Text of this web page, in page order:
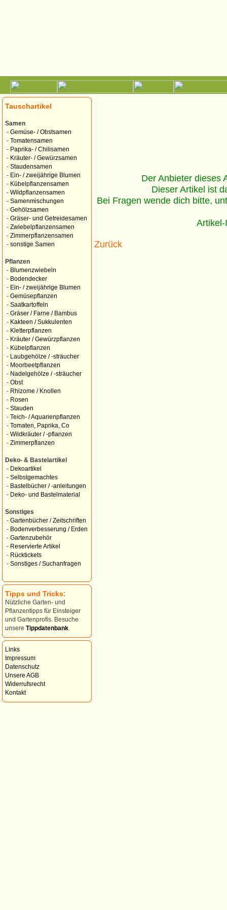
Tauschartikel
Samen
- Gemüse- / Obstsamen
- Tomatensamen
- Paprika- / Chilisamen
- Kräuter- / Gewürzsamen
- Staudensamen
- Ein- / zweijährige Blumen
- Kübelpflanzensamen
- Wildpflanzensamen
- Samenmischungen
- Gehölzsamen
- Gräser- und Getreidesamen
- Zwiebelpflanzensamen
- Zimmerpflanzensamen
- sonstige Samen
Pflanzen
- Blumenzwiebeln
- Bodendecker
- Ein- / zweijährige Blumen
- Gemüsepflanzen
- Saatkartoffeln
- Gräser / Farne / Bambus
- Kakteen / Sukkulenten
- Kletterpflanzen
- Kräuter / Gewürzpflanzen
- Kübelpflanzen
-
Laubgehölze / -sträucher
- Moorbeetpflanzen
- Nadelgehölze / -sträucher
- Obst
- Rhizome / Knollen
- Rosen
- Stauden
- Teich- / Aquarienpflanzen
- Tomaten, Paprika, Co
- Wildkräuter / -pflanzen
- Zimmerpflanzen
Deko- & Bastelartikel
- Dekoartikel
- Selbstgemachtes
- Bastelbücher / -anleitungen
- Deko- und Bastelmaterial
Sonstiges
- Gartenbücher / Zeitschriften
- Bodenverbesserung / Erden
- Gartenzubehör
- Reservierte Artikel
- Rücktickets
- Sonstiges / Suchanfragen
Tipps und Tricks:
Nützliche Garten- und
Pflanzentipps für Einsteiger
und Gartenprofis. Besuche
unsere Tippdatenbank
Links
Impressum
Datenschutz
Unsere AGB
Widerrufsrecht
Kontakt
Der Anbieter dieses
Dieser Artikel ist
Bei Fragen wende dich bitte,
Zurück